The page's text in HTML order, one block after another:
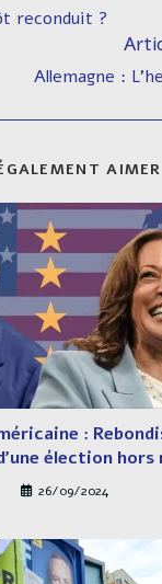
reconduit ?
Allemagne :
AIMER
:
élection hors
26/09/2024